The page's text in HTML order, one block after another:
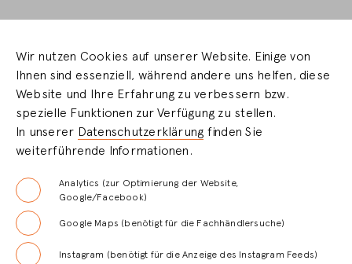
HÄNDLERBEREICH
LOGIN
REGISTRIERUNG
FAQ
Wir nutzen Cookies auf unserer Website. Einige von
Ihnen sind essenziell, während andere uns helfen, diese
Website und Ihre Erfahrung zu verbessern bzw.
spezielle Funktionen zur Verfügung zu stellen.
In unserer Datenschutzerklärung finden Sie
weiterführende Informationen.
Analytics (zur Optimierung der Website,
Google/Facebook)
Google Maps (benötigt für die Fachhändlersuche)
Instagram (benötigt für die Anzeige des Instagram Feeds)